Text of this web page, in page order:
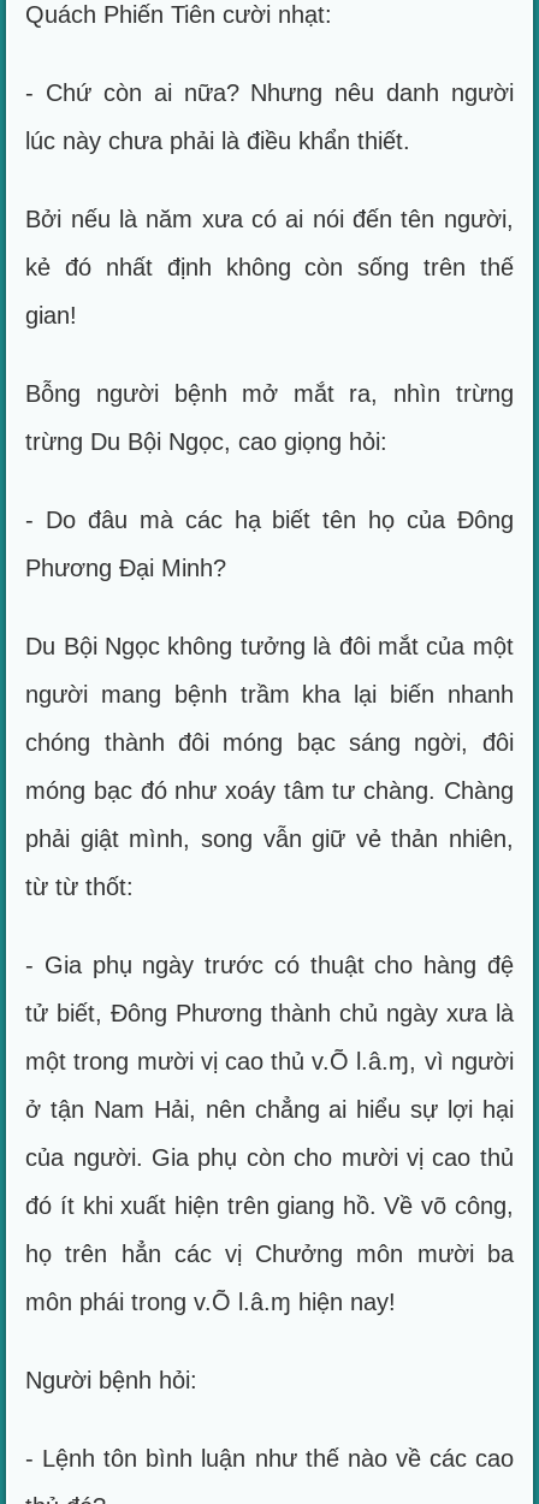
Quách Phiến Tiên cười nhạt:
- Chứ còn ai nữa? Nhưng nêu danh người
lúc này chưa phải là điều khẩn thiết.
Bởi nếu là năm xưa có ai nói đến tên người,
kẻ đó nhất định không còn sống trên thế
gian!
Bỗng người bệnh mở mắt ra, nhìn trừng
trừng Du Bội Ngọc, cao giọng hỏi:
- Do đâu mà các hạ biết tên họ của Đông
Phương Đại Minh?
Du Bội Ngọc không tưởng là đôi mắt của một
người mang bệnh trầm kha lại biến nhanh
chóng thành đôi móng bạc sáng ngời, đôi
móng bạc đó như xoáy tâm tư chàng. Chàng
phải giật mình, song vẫn giữ vẻ thản nhiên,
từ từ thốt:
- Gia phụ ngày trước có thuật cho hàng đệ
tử biết, Đông Phương thành chủ ngày xưa là
một trong mười vị cao thủ v.Õ l.â.ɱ, vì người
ở tận Nam Hải, nên chẳng ai hiểu sự lợi hại
của người. Gia phụ còn cho mười vị cao thủ
đó ít khi xuất hiện trên giang hồ. Về võ công,
họ trên hẳn các vị Chưởng môn mười ba
môn phái trong v.Õ l.â.ɱ hiện nay!
Người bệnh hỏi:
- Lệnh tôn bình luận như thế nào về các cao